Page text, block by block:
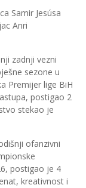
Samir Jesúsa
Anri
zadnji vezni
sezone u
Premijer lige BiH
postigao 2
stekao je
ofanzivni
postigao je 4
kreativnost i